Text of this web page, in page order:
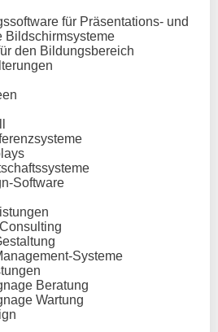
für Präsentations- und
Bildschirmsysteme
den Bildungsbereich
Software
Systeme
Beratung
Wartung